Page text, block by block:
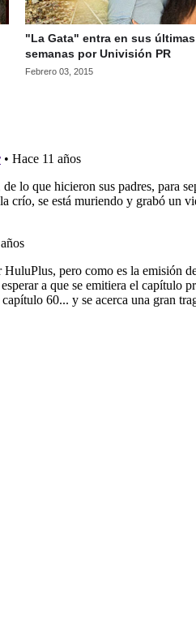
"La Gata" entra en sus últimas
semanas por Univisión PR
Febrero 03, 2015